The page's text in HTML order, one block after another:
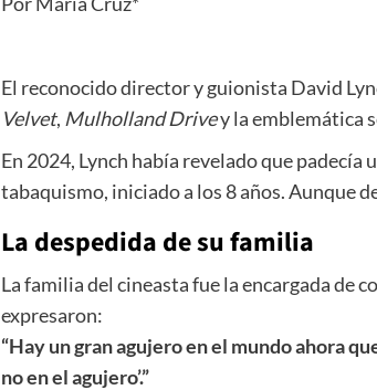
El reconocido director y guionista David
Velvet, Mulholland Drivey la emblemática
En 2024, Lynch había revelado que
tabaquismo, iniciado a los 8 años. Aunque
La despedida de su familia
La familia del cineasta fue la encargada de
expresaron:
“Hay un gran agujero en el mundo ahora
no en el agujero’.”